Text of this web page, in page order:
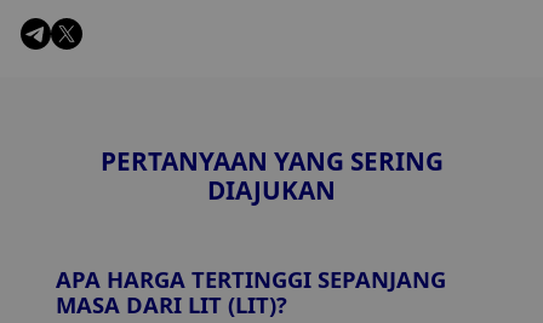
PERTANYAAN YANG SERING
DIAJUKAN
APA HARGA TERTINGGI SEPANJANG
MASA DARI LIT (LIT)?